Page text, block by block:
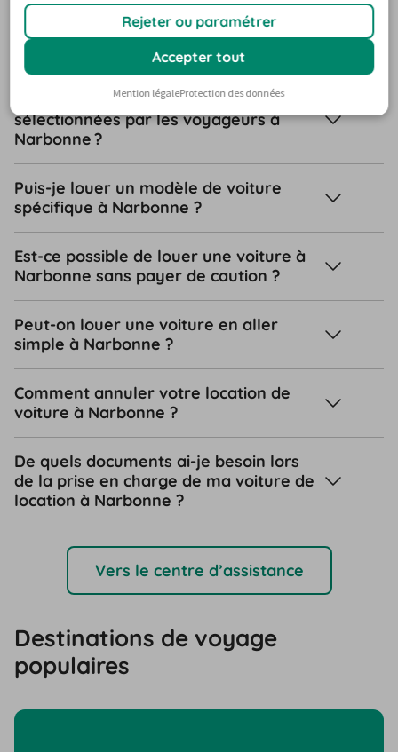
Ai-je besoin d’une carte de crédit pour
réserver une voiture de location à
Narbonne ?
Quelles sont les options les plus
sélectionnées par les voyageurs à
Narbonne ?
Puis-je louer un modèle de voiture
spécifique à Narbonne ?
Est-ce possible de louer une voiture à
Narbonne sans payer de caution ?
Peut-on louer une voiture en aller
simple à Narbonne ?
Comment annuler votre location de
voiture à Narbonne ?
De quels documents ai-je besoin lors
de la prise en charge de ma voiture de
location à Narbonne ?
Vers le centre d’assistance
Destinations de voyage
populaires
Rejeter ou paramétrer
Accepter tout
Mention légaleProtection des données